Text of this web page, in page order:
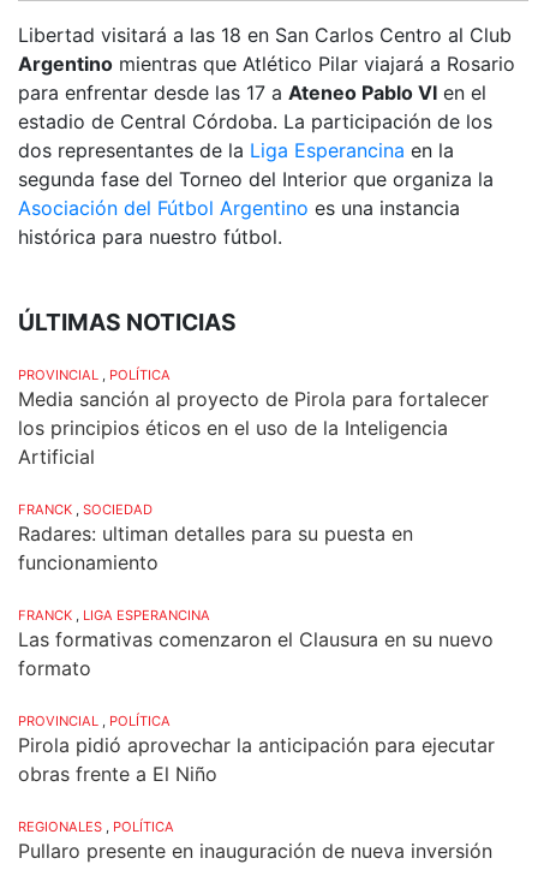
Libertad visitará a las 18 en San Carlos Centro al Club
Argentino mientras que Atlético Pilar viajará a Rosario
para enfrentar desde las 17 a Ateneo Pablo VI en el
estadio de Central Córdoba. La participación de los
dos representantes de la Liga Esperancina en la
segunda fase del Torneo del Interior que organiza la
Asociación del Fútbol Argentino es una instancia
histórica para nuestro fútbol.
ÚLTIMAS NOTICIAS
PROVINCIAL , POLÍTICA
Media sanción al proyecto de Pirola para fortalecer
los principios éticos en el uso de la Inteligencia
Artificial
FRANCK , SOCIEDAD
Radares: ultiman detalles para su puesta en
funcionamiento
FRANCK , LIGA ESPERANCINA
Las formativas comenzaron el Clausura en su nuevo
formato
PROVINCIAL , POLÍTICA
Pirola pidió aprovechar la anticipación para ejecutar
obras frente a El Niño
REGIONALES , POLÍTICA
Pullaro presente en inauguración de nueva inversión